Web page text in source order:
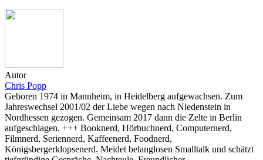
Autor
Chris Popp
Geboren 1974 in Mannheim, in Heidelberg aufgewachsen. Zum
Jahreswechsel 2001/02 der Liebe wegen nach Niedenstein in
Nordhessen gezogen. Gemeinsam 2017 dann die Zelte in Berlin
aufgeschlagen. +++ Booknerd, Hörbuchnerd, Computernerd,
Filmnerd, Seriennerd, Kaffeenerd, Foodnerd,
Königsbergerklopsenerd. Meidet belanglosen Smalltalk und schätzt